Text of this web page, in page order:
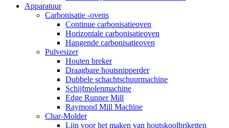
Apparatuur
Carbonisatie -ovens
Continue carbonisatieoven
Horizontale carbonisatieoven
Hangende carbonisatieoven
Pulvesizer
Houten breker
Draagbare houtsnipperder
Dubbele schachtschuurmachine
Schijfmolenmachine
Edge Runner Mill
Raymond Mill Machine
Char-Molder
Lijn voor het maken van houtskoolbriketten